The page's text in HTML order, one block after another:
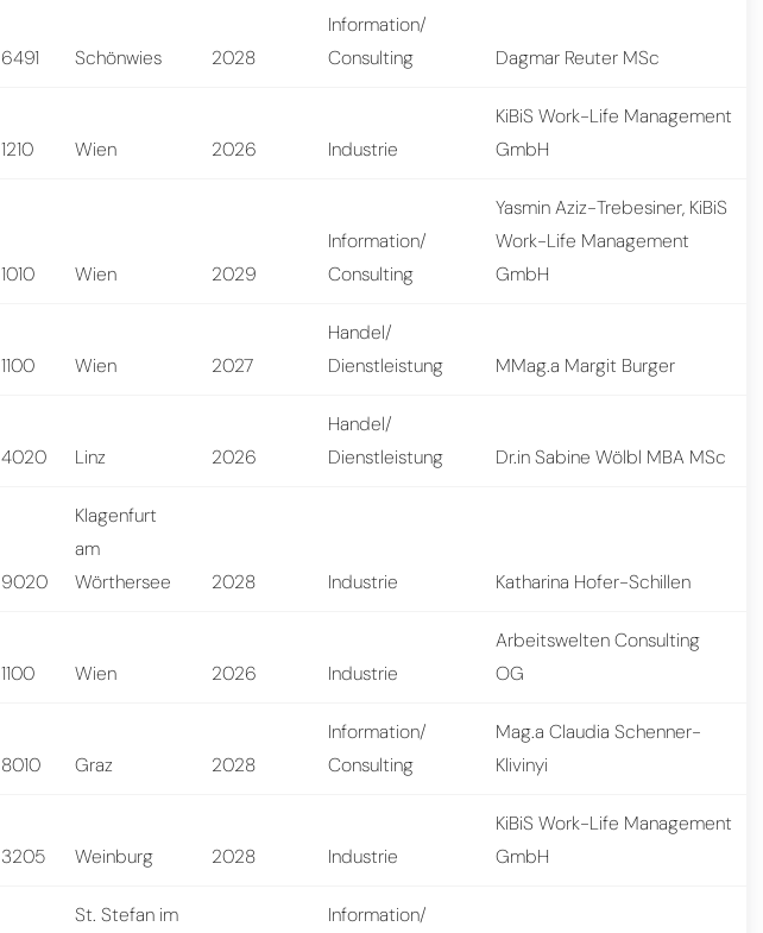
6491 Schönwies 2028
Information/
Consulting
Dagmar Reuter MSc
1210 Wien 2026 Industrie
KiBiS Work-Life Management
GmbH
1010 Wien 2029
Information/
Consulting
Yasmin Aziz-Trebesiner, KiBiS
Work-Life Management
GmbH
1100 Wien 2027
Handel/
Dienstleistung
MMag.a Margit Burger
4020 Linz 2026
Handel/
Dienstleistung
Dr.in Sabine Wölbl MBA MSc
9020
Klagenfurt
am
Wörthersee
2028 Industrie Katharina Hofer-Schillen
1100 Wien 2026 Industrie
Arbeitswelten Consulting
OG
8010 Graz 2028
Information/
Consulting
Mag.a Claudia Schenner-
Klivinyi
3205 Weinburg 2028 Industrie
KiBiS Work-Life Management
GmbH
St. Stefan im
Information/